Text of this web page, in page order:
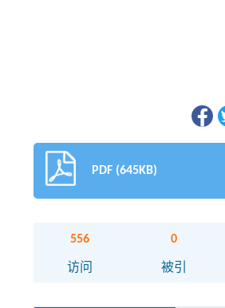
PDF (645KB)
556
访问
0
被引